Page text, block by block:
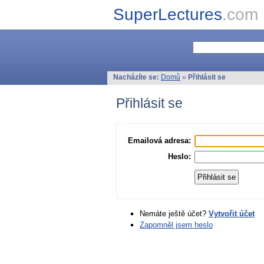
SuperLectures.com
Nacházíte se: Domů » Přihlásit se
Přihlásit se
Emailová adresa:
Heslo:
Nemáte ještě účet? Vytvořit účet
Zapomněl jsem heslo